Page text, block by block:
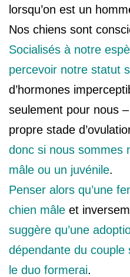
lorsqu’on est un
Nos chiens sont
Socialisés à notre
percevoir notre statut
d’hormones
seulement pour nous
propre stade
donc si nous sommes
mâle ou un juvénile.
Penser alors qu’une
chien mâle et
suggère qu’une
dépendante du couple
le duo formerai.